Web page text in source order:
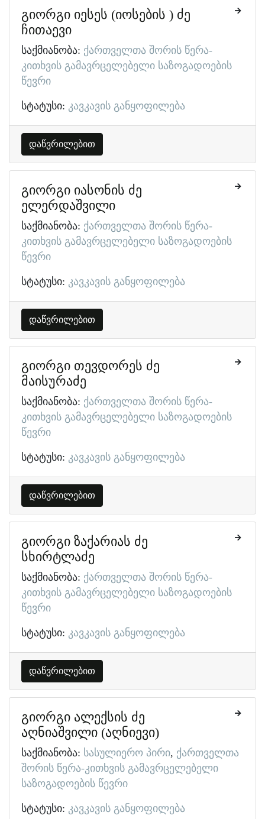
გიორგი იესეს (იოსების ) ძე
ჩითაევი
საქმიანობა: ქართველთა შორის წერა-
კითხვის გამავრცელებელი საზოგადოების
წევრი
სტატუსი: კავკავის განყოფილება
დაწვრილებით
გიორგი იასონის ძე
ელერდაშვილი
საქმიანობა: ქართველთა შორის წერა-
კითხვის გამავრცელებელი საზოგადოების
წევრი
სტატუსი: კავკავის განყოფილება
დაწვრილებით
გიორგი თევდორეს ძე
მაისურაძე
საქმიანობა: ქართველთა შორის წერა-
კითხვის გამავრცელებელი საზოგადოების
წევრი
სტატუსი: კავკავის განყოფილება
დაწვრილებით
გიორგი ზაქარიას ძე
სხირტლაძე
საქმიანობა: ქართველთა შორის წერა-
კითხვის გამავრცელებელი საზოგადოების
წევრი
სტატუსი: კავკავის განყოფილება
დაწვრილებით
გიორგი ალექსის ძე
აღნიაშვილი (აღნიევი)
საქმიანობა: სასულიერო პირი ქართველთა
შორის წერა-კითხვის გამავრცელებელი
საზოგადოების წევრი
სტატუსი: კავკავის განყოფილება